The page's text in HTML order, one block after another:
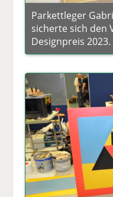
Parkettleger
sicherte sich den
Designpreis 2023.